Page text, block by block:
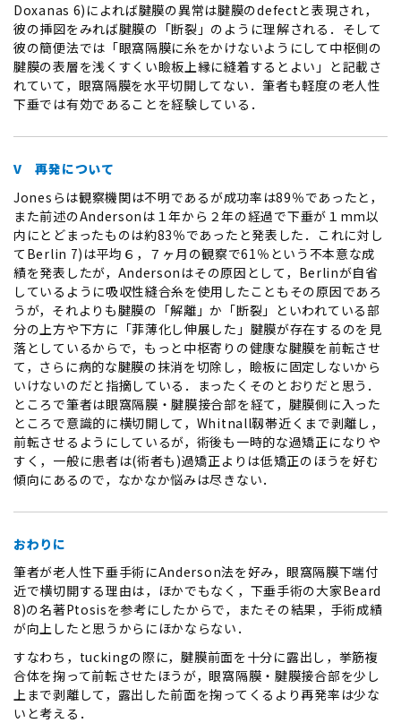
Doxanas 6)によれば腱膜の異常は腱膜のdefectと表現され，
彼の挿図をみれば腱膜の「断裂」のように理解される．そして
彼の簡便法では「眼窩隔膜に糸をかけないようにして中枢側の
腱膜の表層を浅くすくい瞼板上縁に縫着するとよい」と記載さ
れていて，眼窩隔膜を水平切開してない．筆者も軽度の老人性
下垂では有効であることを経験している．
V 再発について
Jonesらは観察機関は不明であるが成功率は89％であったと，
また前述のAndersonは１年から２年の経過で下垂が１mm以
内にとどまったものは約83％であったと発表した．これに対し
てBerlin 7)は平均６，７ヶ月の観察で61％という不本意な成
績を発表したが，Andersonはその原因として，Berlinが自省
しているように吸収性縫合糸を使用したこともその原因であろ
うが，それよりも腱膜の「解離」か「断裂」といわれている部
分の上方や下方に「菲薄化し伸展した」腱膜が存在するのを見
落としているからで，もっと中枢寄りの健康な腱膜を前転させ
て，さらに病的な腱膜の抹消を切除し，瞼板に固定しないから
いけないのだと指摘している．まったくそのとおりだと思う．
ところで筆者は眼窩隔膜・腱膜接合部を経て，腱膜側に入った
ところで意識的に横切開して，Whitnall靱帯近くまで剥離し，
前転させるようにしているが，術後も一時的な過矯正になりや
すく，一般に患者は(術者も)過矯正よりは低矯正のほうを好む
傾向にあるので，なかなか悩みは尽きない．
おわりに
筆者が老人性下垂手術にAnderson法を好み，眼窩隔膜下端付
近で横切開する理由は，ほかでもなく，下垂手術の大家Beard
8)の名著Ptosisを参考にしたからで，またその結果，手術成績
が向上したと思うからにほかならない．
すなわち，tuckingの際に，腱膜前面を十分に露出し，挙筋複
合体を掬って前転させたほうが，眼窩隔膜・腱膜接合部を少し
上まで剥離して，露出した前面を掬ってくるより再発率は少な
いと考える．